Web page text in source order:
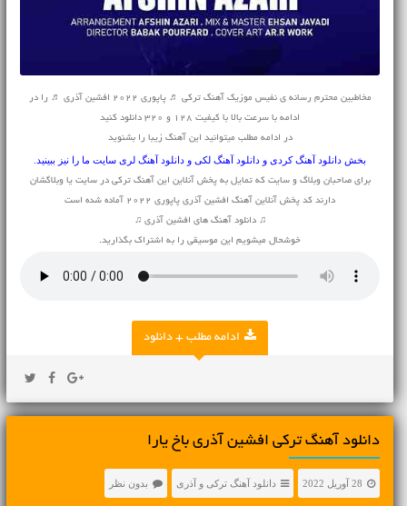
مخاطبین محترم رسانه ی نفیس موزیک آهنگ ترکی ♬ پاپوری ۲۰۲۲ افشین آذری ♬ را در
ادامه با سرعت بالا با کیفیت 128 و 320 دانلود کنید
در ادامه مطلب میتوانید این آهنگ زیبا را بشنوید
بخش دانلود آهنگ کردیو دانلود آهنگ لکیو دانلود آهنگ لریسایت ما را نیز ببینید.
برای صاحبان وبلاگ و سایت که تمایل به پخش آنلاین این آهنگ ترکی در سایت یا وبلاگشان
دارند کد پخش آنلاین آهنگ افشین آذری پاپوری ۲۰۲۲ آماده شده است
♫ دانلود آهنگ های افشین آذری ♫
خوشحال میشویم این موسیقی را به اشتراک بگذارید.
ادامه مطلب + دانلود
دانلود آهنگ ترکی افشین آذری باخ یارا
28 آوریل 2022 دانلود آهنگ ترکی و آذری بدون نظر